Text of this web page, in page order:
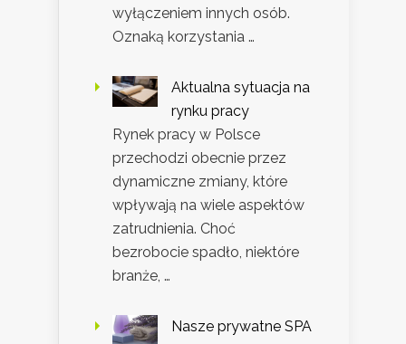
wyłączeniem innych osób.
Oznaką korzystania …
Aktualna sytuacja na
rynku pracy
Rynek pracy w Polsce
przechodzi obecnie przez
dynamiczne zmiany, które
wpływają na wiele aspektów
zatrudnienia. Choć
bezrobocie spadło, niektóre
branże, …
Nasze prywatne SPA